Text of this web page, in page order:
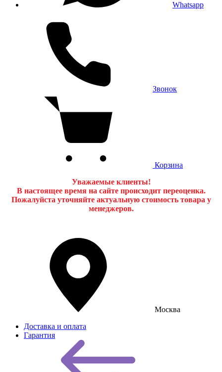
Whatsapp
Звонок
Корзина
Уважаемые клиенты!
В настоящее время на сайте происходит переоценка.
Пожалуйста уточняйте актуальную стоимость товара у
менеджеров.
Москва
Доставка и оплата
Гарантия